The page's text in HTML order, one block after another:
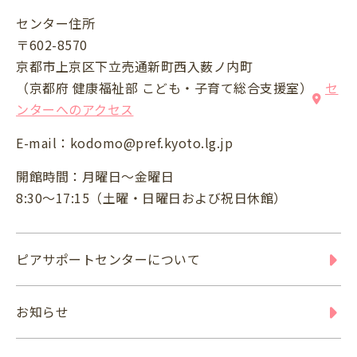
センター住所
〒602-8570
京都市上京区下立売通新町西入薮ノ内町
（京都府 健康福祉部 こども・子育て総合支援室）
セ
ンターへのアクセス
E-mail： kodomo@pref.kyoto.lg.jp
開館時間：月曜日～金曜日
8:30～17:15（土曜・日曜日および祝日休館）
ピアサポートセンターについて
お知らせ